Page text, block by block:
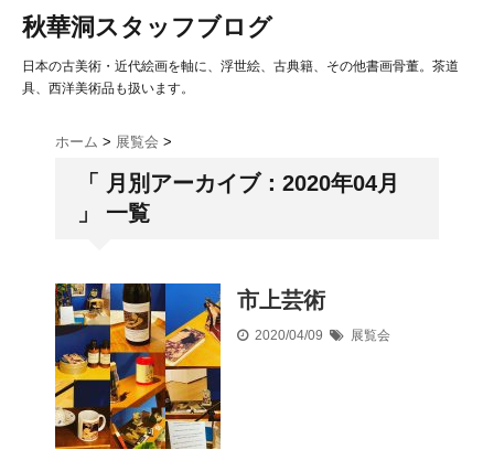
秋華洞スタッフブログ
日本の古美術・近代絵画を軸に、浮世絵、古典籍、その他書画骨董。茶道
具、西洋美術品も扱います。
ホーム > 展覧会 >
「 月別アーカイブ：2020年04月
」 一覧
市上芸術
2020/04/09 展覧会